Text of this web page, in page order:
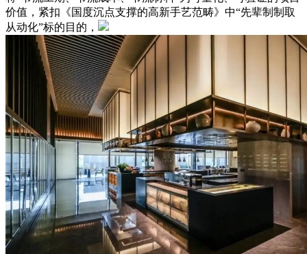
价值，紧扣《国度沉点支撑的高新手艺范畴》中“先辈制制取
从动化”标的目的，